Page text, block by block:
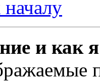
и как